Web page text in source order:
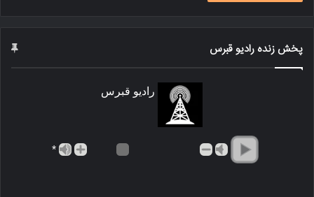
پخش زنده رادیو قبرس
رادیو قبرس
*